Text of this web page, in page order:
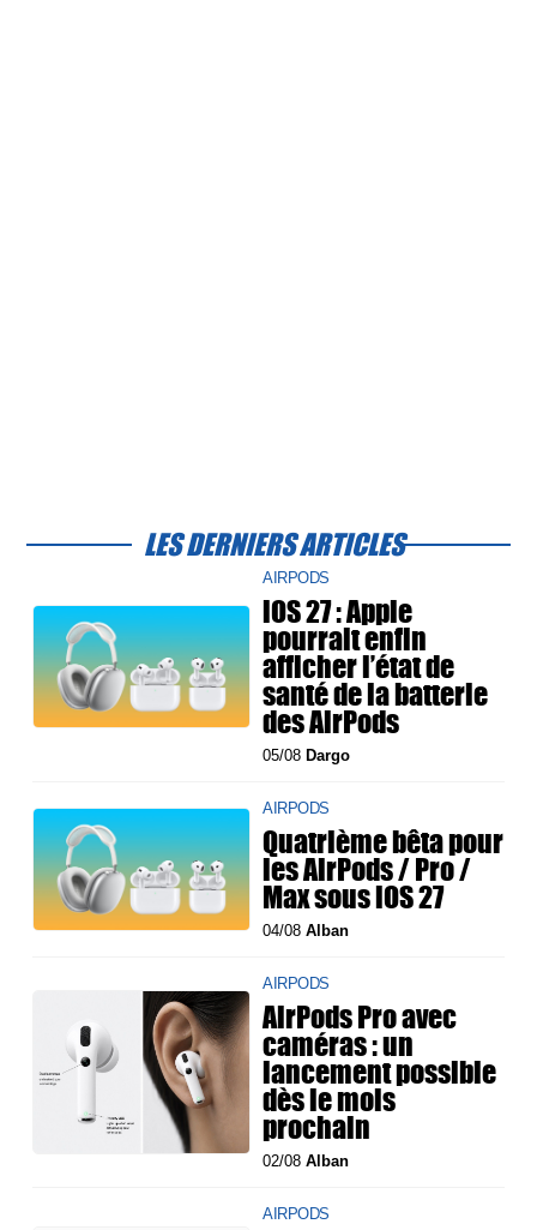
LES DERNIERS ARTICLES
AIRPODS
iOS 27 : Apple
pourrait enfin
afficher l’état de
santé de la batterie
des AirPods
05/08 Dargo
AIRPODS
Quatrième bêta pour
les AirPods / Pro /
Max sous iOS 27
04/08Alban
AIRPODS
AirPods Pro avec
caméras : un
lancement possible
dès le mois
prochain
02/08Alban
AIRPODS